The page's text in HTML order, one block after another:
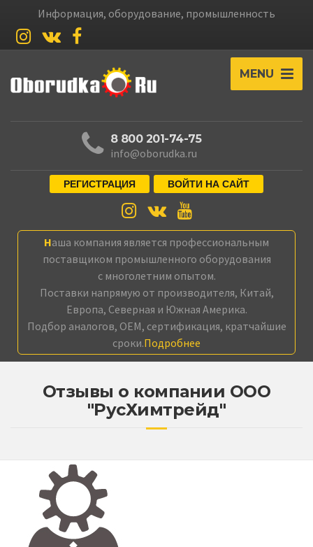
Информация, оборудование, промышленность
MENU
8 800 201-74-75
info@oborudka.ru
РЕГИСТРАЦИЯ ВОЙТИ НА САЙТ
Наша компания является профессиональным
поставщиком промышленного оборудования
с многолетним опытом.
Поставки напрямую от производителя, Китай,
Европа, Северная и Южная Америка.
Подбор аналогов, OEM, сертификация, кратчайшие
сроки.Подробнее
Отзывы о компании ООО
"РусХимтрейд"